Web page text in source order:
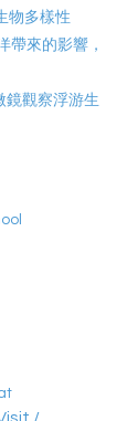
物多樣性
帶來的影響，
鏡觀察浮游生